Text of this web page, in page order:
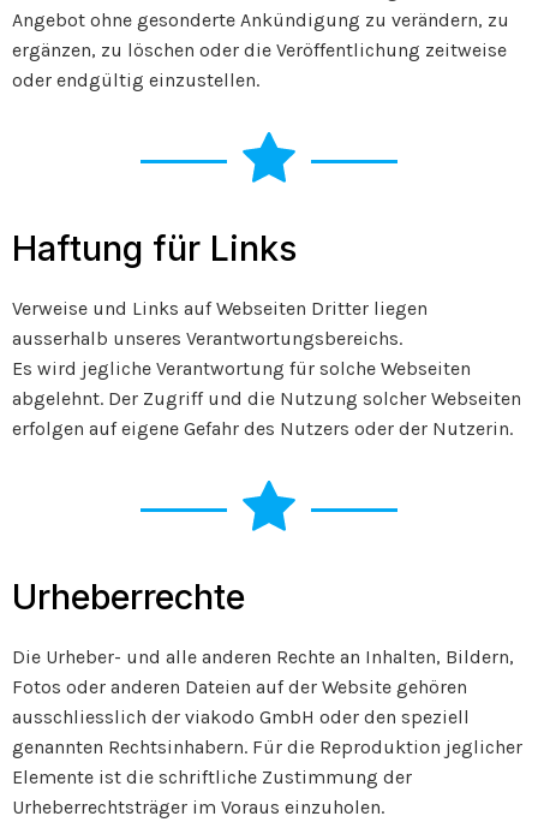
Angebot ohne gesonderte Ankündigung zu verändern, zu
ergänzen, zu löschen oder die Veröffentlichung zeitweise
oder endgültig einzustellen.
Haftung für Links
Verweise und Links auf Webseiten Dritter liegen
ausserhalb unseres Verantwortungsbereichs.
Es wird jegliche Verantwortung für solche Webseiten
abgelehnt. Der Zugriff und die Nutzung solcher Webseiten
erfolgen auf eigene Gefahr des Nutzers oder der Nutzerin.
Urheberrechte
Die Urheber- und alle anderen Rechte an Inhalten, Bildern,
Fotos oder anderen Dateien auf der Website gehören
ausschliesslich der viakodo GmbH oder den speziell
genannten Rechtsinhabern. Für die Reproduktion jeglicher
Elemente ist die schriftliche Zustimmung der
Urheberrechtsträger im Voraus einzuholen.